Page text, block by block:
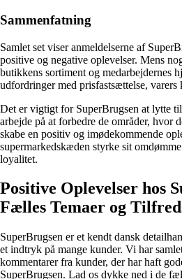
Sammenfatning
Samlet set viser anmeldelserne af
positive og negative oplevelser. Mens
butikkens sortiment og medarbejdernes
udfordringer med prisfastsættelse, varers
Det er vigtigt for SuperBrugsen at lytte
arbejde på at forbedre de områder, hvor
skabe en positiv og imødekommende
supermarkedskæden styrke sit
loyalitet.
Positive Oplevelser hos
Fælles Temaer og
SuperBrugsen er et kendt dansk
et indtryk på mange kunder. Vi har
kommentarer fra kunder, der har haft
SuperBrugsen. Lad os dykke ned i de